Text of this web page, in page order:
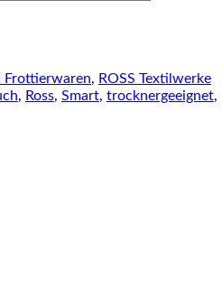
Frottierwaren, ROSS Textilwerke
, Ross, Smart, trocknergeeignet,